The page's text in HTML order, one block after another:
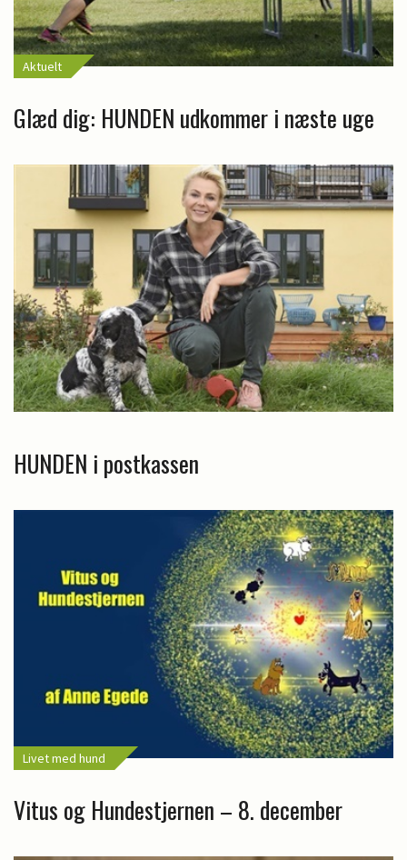
Aktuelt
Glæd dig: HUNDEN udkommer i næste uge
HUNDEN i postkassen
Livet med hund
Vitus og Hundestjernen – 8. december